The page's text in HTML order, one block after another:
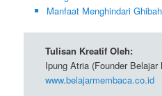
Manfaat Menghindari Ghibah
Tulisan Kreatif Oleh:
Ipung Atria (Founder
www.belajarmembaca.co.id